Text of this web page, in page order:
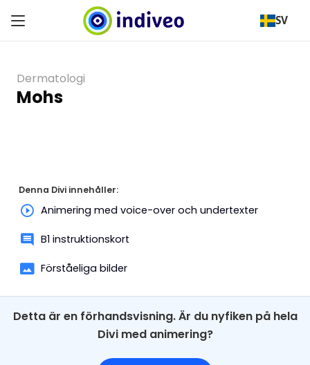
SV
Dermatologi
Mohs
Denna Divi innehåller:
Animering med voice-over och undertexter
B1 instruktionskort
Förståeliga bilder
Detta är en förhandsvisning. Är du nyfiken på hela
Divi med animering?